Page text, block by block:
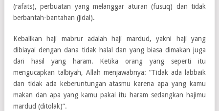
(rafats), perbuatan yang melanggar aturan (fusuq) dan tidak
berbantah-bantahan (jidal).
Kebalikan haji mabrur adalah haji mardud, yakni haji yang
dibiayai dengan dana tidak halal dan yang biasa dimakan juga
dari hasil yang haram. Ketika orang yang seperti itu
mengucapkan talbiyah, Allah menjawabnya: ”Tidak ada labbaik
dan tidak ada keberuntungan atasmu karena apa yang kamu
makan dan apa yang kamu pakai itu haram sedangkan hajimu
mardud (ditolak)”.